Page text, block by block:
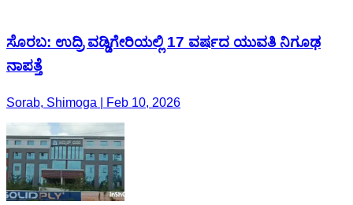
ಸೊರಬ: ಉದ್ರಿ ವಡ್ಡಿಗೇರಿಯಲ್ಲಿ 17 ವರ್ಷದ ಯುವತಿ ನಿಗೂಢ
ನಾಪತ್ತೆ
Sorab, Shimoga | Feb 10, 2026